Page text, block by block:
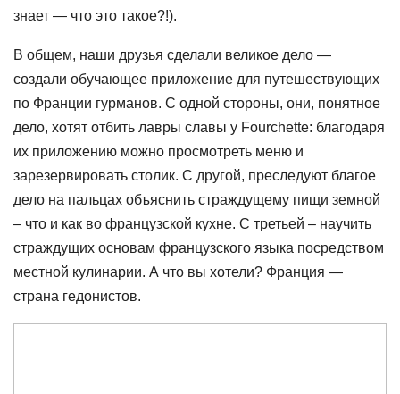
знает — что это такое?!).
В общем, наши друзья сделали великое дело —
создали обучающее приложение для путешествующих
по Франции гурманов. С одной стороны, они, понятное
дело, хотят отбить лавры славы у Fourchette: благодаря
их приложению можно просмотреть меню и
зарезервировать столик. С другой, преследуют благое
дело на пальцах объяснить страждущему пищи земной
– что и как во французской кухне. С третьей – научить
страждущих основам французского языка посредством
местной кулинарии. А что вы хотели? Франция —
страна гедонистов.